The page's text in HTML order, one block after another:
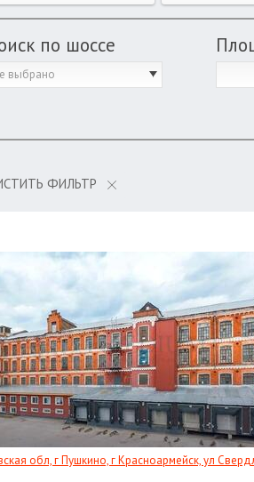
по шоссе
выбрано
ФИЛЬТР
обл, г Пушкино, г Красноармейск, ул